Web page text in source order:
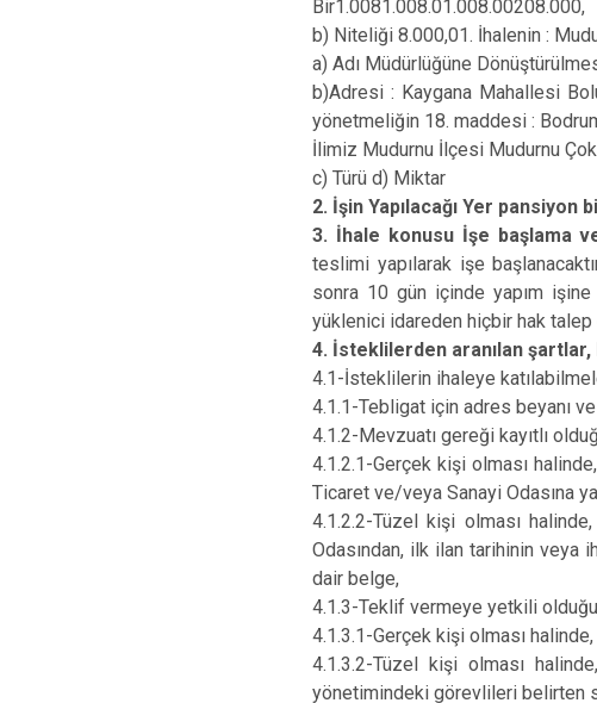
Bir1.0081.008.01.008.00208.000,
b) Niteliği 8.000,01. İhalenin :
a) Adı Müdürlüğüne
b)Adresi : Kaygana Mahallesi
yönetmeliğin 18. maddesi :
İlimiz Mudurnu İlçesi Mudurnu
c) Türü d) Miktar
2. İşin Yapılacağı Yer pansiyon
3. İhale konusu İşe başlama
teslimi yapılarak işe
sonra 10 gün içinde yapım
yüklenici idareden hiçbir hak
4. İsteklilerden aranılan
4.1-İsteklilerin ihaleye
4.1.1-Tebligat için adres beyanı
4.1.2-Mevzuatı gereği kayıtlı
4.1.2.1-Gerçek kişi olması
Ticaret ve/veya Sanayi Odasına
4.1.2.2-Tüzel kişi olması
Odasından, ilk ilan tarihinin veya
dair belge,
4.1.3-Teklif vermeye yetkili
4.1.3.1-Gerçek kişi olması
4.1.3.2-Tüzel kişi olması
yönetimindeki görevlileri belirten